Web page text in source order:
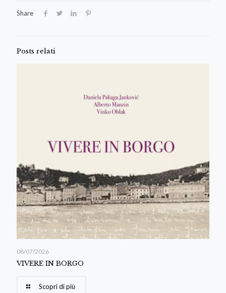
Share
Posts relati
08/07/2026
VIVERE IN BORGO
Scopri di più